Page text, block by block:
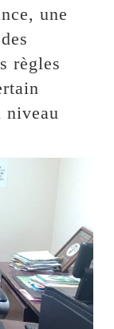
une
règles
niveau